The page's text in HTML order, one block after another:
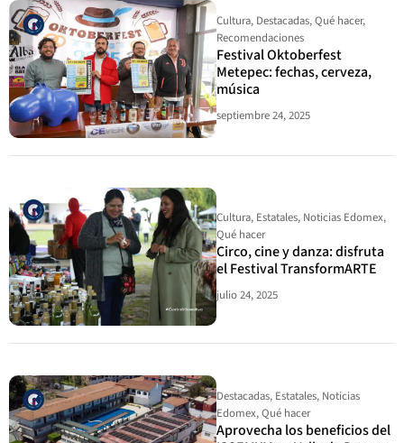
Cultura, Destacadas,Qué hacer,
Recomendaciones
Festival Oktoberfest
Metepec: fechas, cerveza,
música
septiembre 24, 2025
Cultura, Estatales, Noticias Edomex,
Qué hacer
Circo, cine y danza: disfruta
el Festival TransformARTE
julio 24, 2025
Destacadas, Estatales, Noticias
Edomex,Qué hacer
Aprovecha los beneficios del